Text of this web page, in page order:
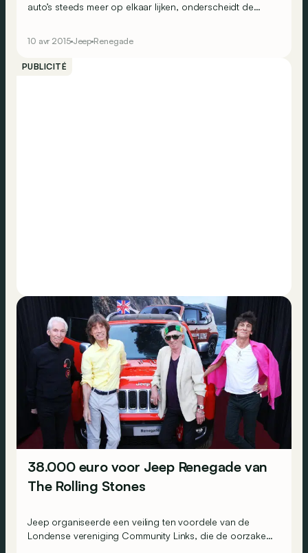
auto’s steeds meer op elkaar lijken, onderscheidt de
verdeeld, maar het doel in Europa is duidelijk: nieuwe
klanten winnen.
10 avr 2015 Jeep Renegade
PUBLICITÉ
38.000 euro voor Jeep Renegade van
The Rolling Stones
Jeep organiseerde een veiling ten voordele van de
Londense vereniging Community Links, die de oorzaken